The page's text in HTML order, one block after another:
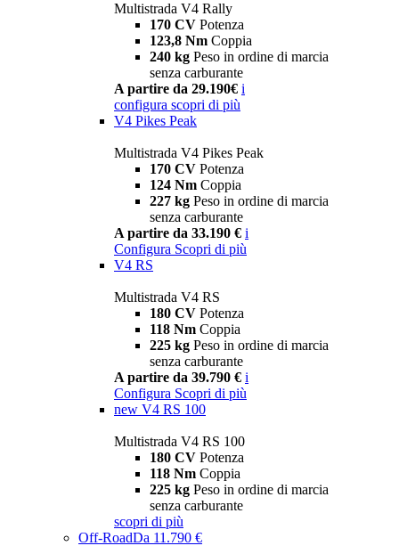
Multistrada V4 Rally
170 CV Potenza
123,8 Nm Coppia
240 kg Peso in ordine di marcia
senza carburante
A partire da 29.190€ i
configura scopri di più
V4 Pikes Peak
Multistrada V4 Pikes Peak
170 CV Potenza
124 Nm Coppia
227 kg Peso in ordine di marcia
senza carburante
A partire da 33.190 € i
Configura Scopri di più
V4 RS
Multistrada V4 RS
180 CV Potenza
118 Nm Coppia
225 kg Peso in ordine di marcia
senza carburante
A partire da 39.790 € i
Configura Scopri di più
new V4 RS 100
Multistrada V4 RS 100
180 CV Potenza
118 Nm Coppia
225 kg Peso in ordine di marcia
senza carburante
scopri di più
Off-RoadDa 11.790 €